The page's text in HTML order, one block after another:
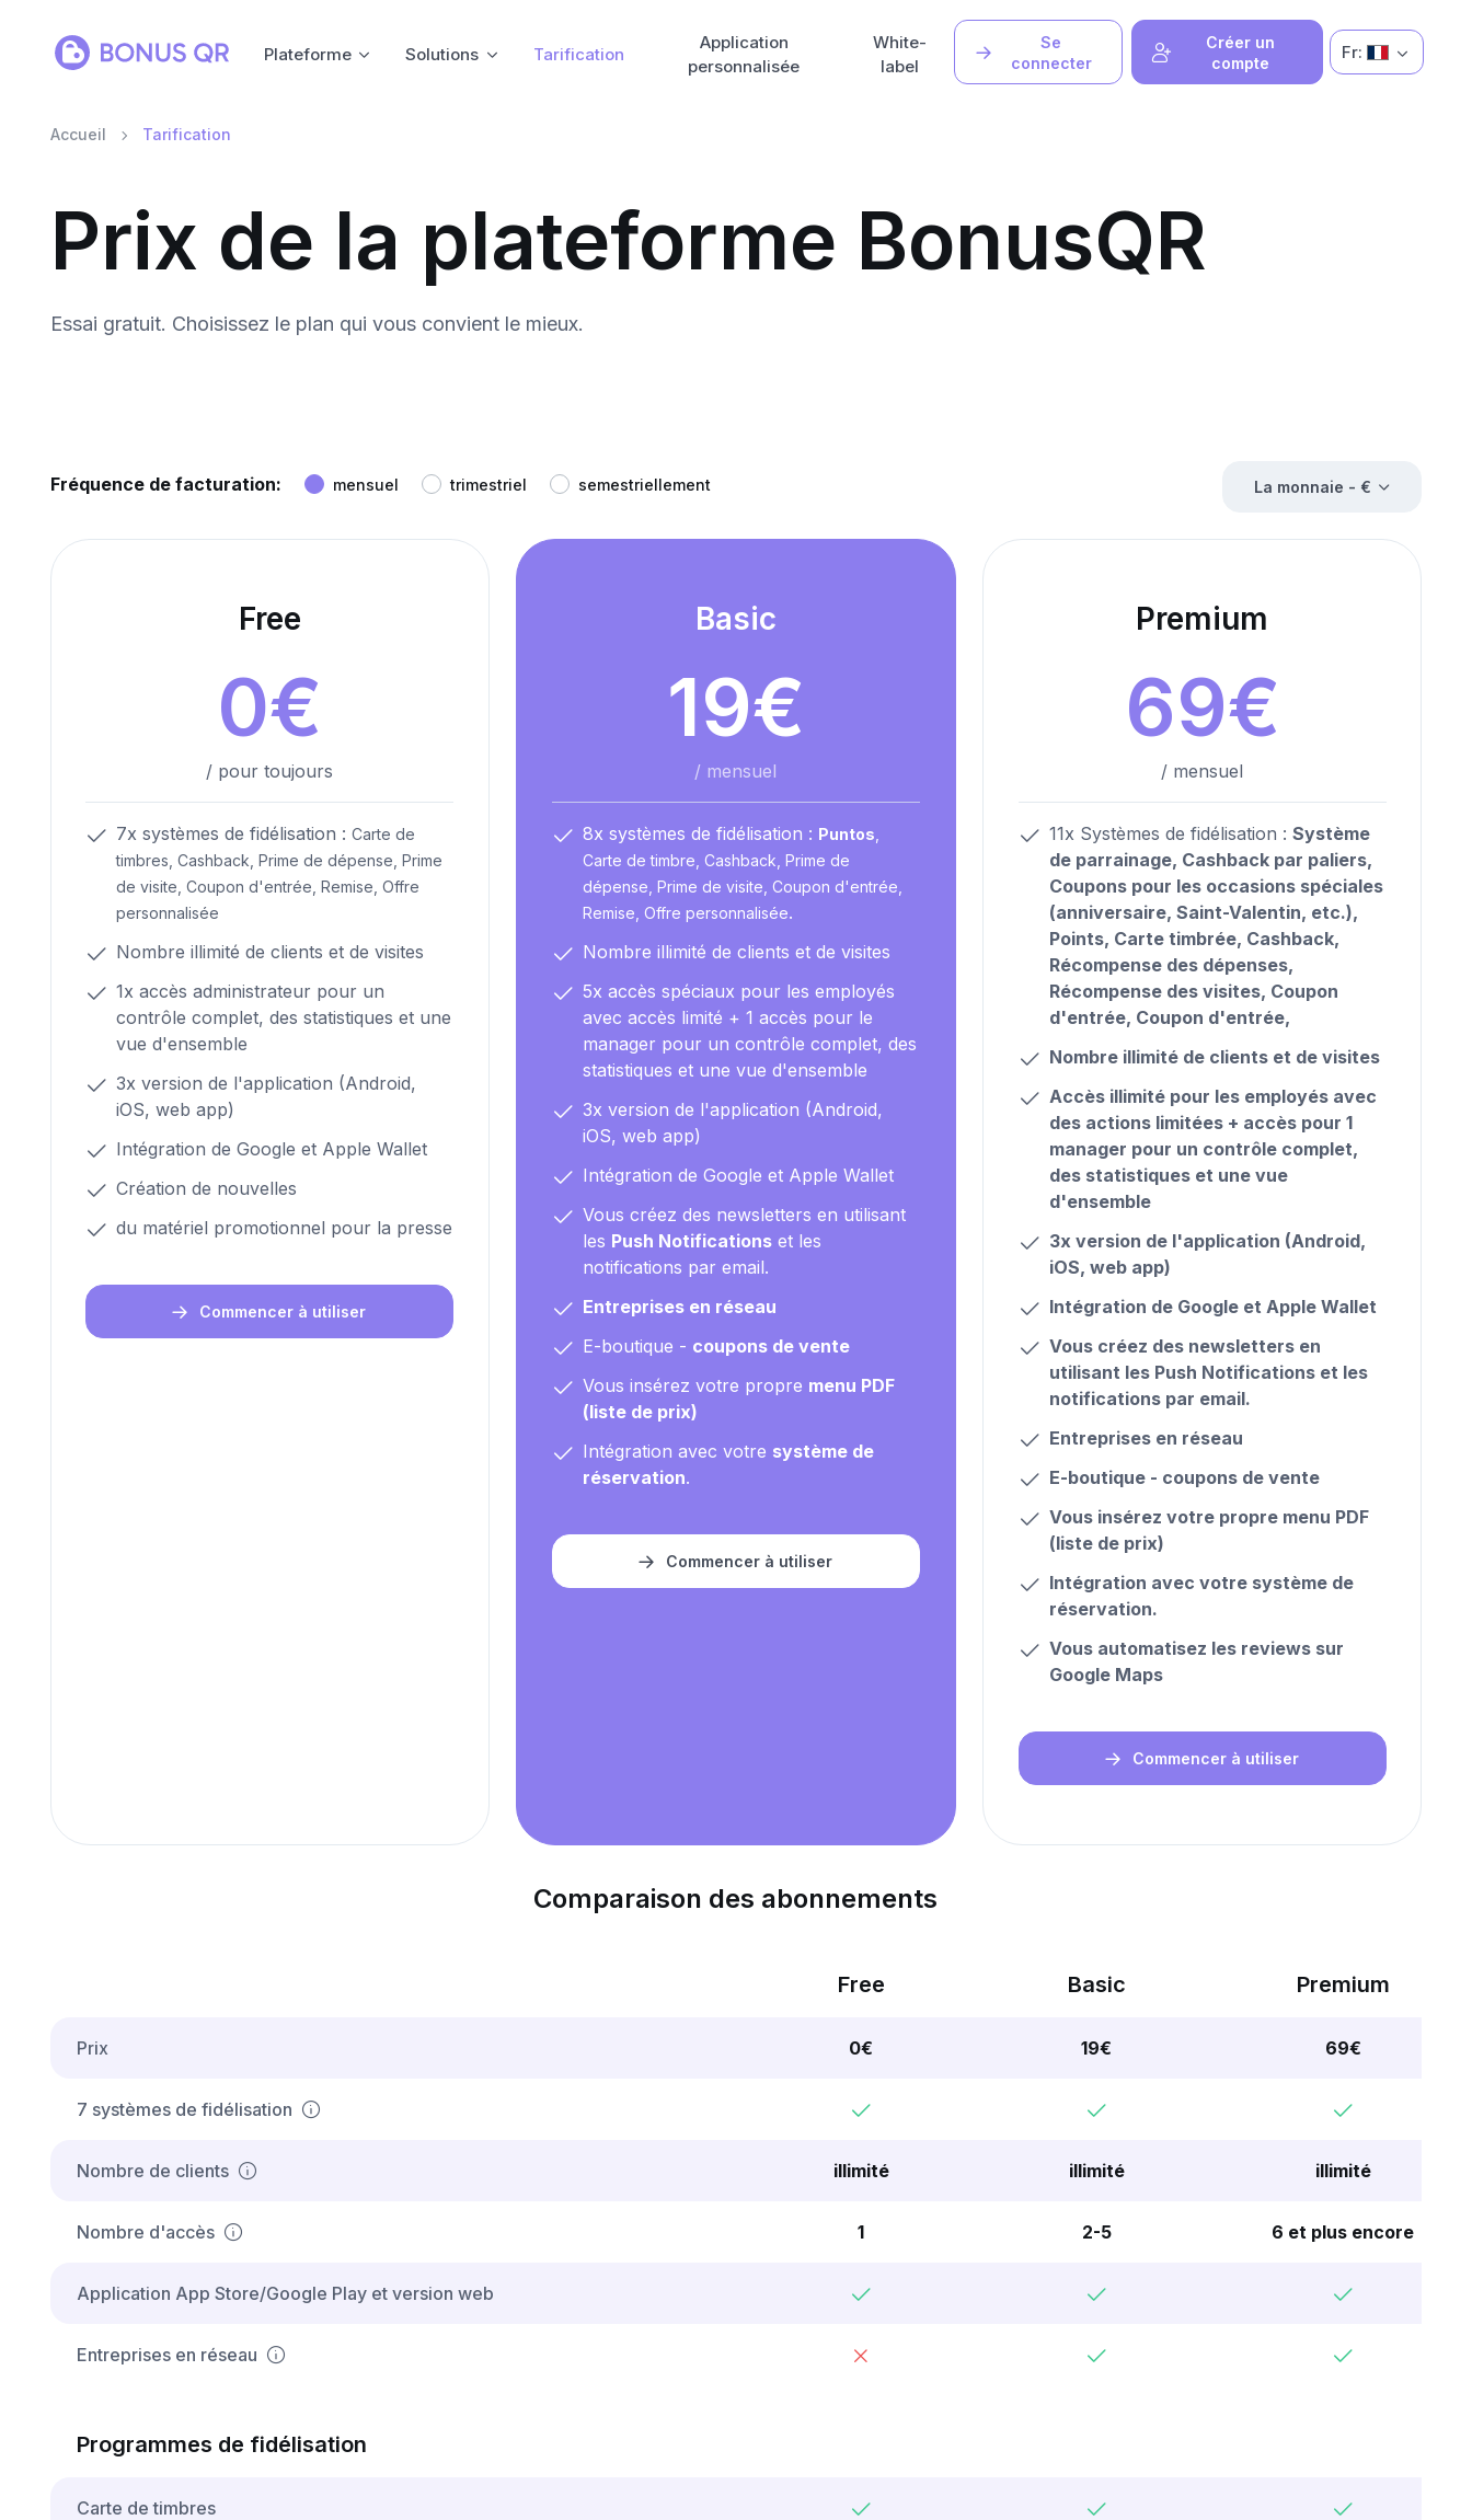
Se
connecter
Créer un
compte
Plateforme Solutions Tarification
Application
personnalisée
White-
label
Fr:
Accueil Tarification
Prix de la plateforme BonusQR
Essai gratuit. Choisissez le plan qui vous convient le mieux.
Fréquence de facturation: mensuel trimestriel semestriellement La monnaie - €
Free
0€
/ pour toujours
7x systèmes de fidélisation :Carte de
timbres, Cashback, Prime de dépense, Prime
de visite, Coupon d'entrée, Remise, Offre
personnalisée
Nombre illimité de clients et de visites
1x accès administrateur pour un
contrôle complet, des statistiques et une
vue d'ensemble
3x version de l'application (Android,
iOS, web app)
Intégration de Google et Apple Wallet
Création de nouvelles
du matériel promotionnel pour la presse
Commencer à utiliser
Basic
19€
/ mensuel
8x systèmes de fidélisation : Puntos
Carte de timbre, Cashback, Prime de
dépense, Prime de visite, Coupon d'entrée,
Remise, Offre personnalisée.
Nombre illimité de clients et de visites
5x accès spéciaux pour les employés
avec accès limité + 1 accès pour le
manager pour un contrôle complet, des
statistiques et une vue d'ensemble
3x version de l'application (Android,
iOS, web app)
Intégration de Google et Apple Wallet
Vous créez des newsletters en utilisant
les Push Notificationset les
notifications par email.
Entreprises en réseau
E-boutique - coupons de vente
Vous insérez votre propre menu PDF
(liste de prix)
Intégration avec votre système de
réservation.
Commencer à utiliser
Premium
69€
/ mensuel
11x Systèmes de fidélisation : Système
de parrainage, Cashback par paliers,
Coupons pour les occasions spéciales
(anniversaire, Saint-Valentin, etc.),
Points, Carte timbrée, Cashback,
Récompense des dépenses,
Récompense des visites, Coupon
d'entrée, Coupon d'entrée,
Nombre illimité de clients et de visites
Accès illimité pour les employés avec
des actions limitées + accès pour 1
manager pour un contrôle complet,
des statistiques et une vue
d'ensemble
3x version de l'application (Android,
iOS, web app)
Intégration de Google et Apple Wallet
Vous créez des newsletters en
utilisant les Push Notificationset les
notifications par email.
Entreprises en réseau
E-boutique - coupons de vente
Vous insérez votre propre menu PDF
(liste de prix)
Intégration avec votre système de
réservation.
Vous automatisez les reviews sur
Google Maps
Commencer à utiliser
Comparaison des abonnements
Free Basic Premium
Prix 0€ 19€ 69€
7 systèmes de fidélisation
Nombre de clients illimité illimité illimité
Nombre d'accès 1 2-5 6 et plus encore
Application App Store/Google Play et version web
Entreprises en réseau
Programmes de fidélisation
Carte de timbres